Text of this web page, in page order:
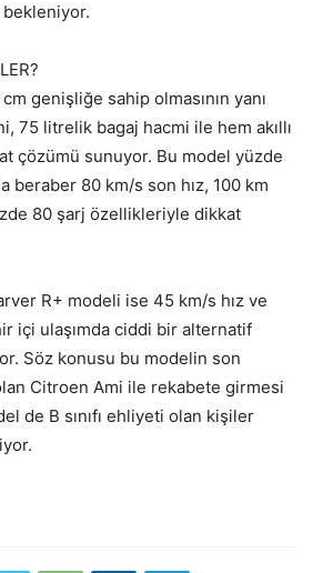
bekleniyor.
genişliğe sahip olmasının yanı
75 litrelik bagaj hacmi ile hem akıllı
çözümü sunuyor. Bu model yüzde
beraber 80 km/s son hız, 100 km
80 şarj özellikleriyle dikkat
R+ modeli ise 45 km/s hız ve
içi ulaşımda ciddi bir alternatif
Söz konusu bu modelin son
Citroen Ami ile rekabete girmesi
de B sınıfı ehliyeti olan kişiler